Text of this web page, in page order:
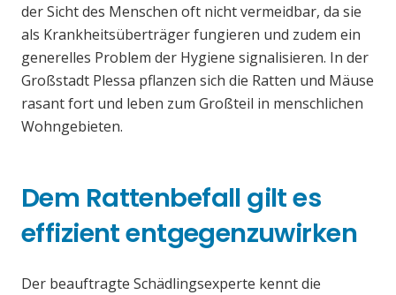
der Sicht des Menschen oft nicht vermeidbar, da sie
als Krankheitsüberträger fungieren und zudem ein
generelles Problem der Hygiene signalisieren. In der
Großstadt Plessa pflanzen sich die Ratten und Mäuse
rasant fort und leben zum Großteil in menschlichen
Wohngebieten.
Dem Rattenbefall gilt es
effizient entgegenzuwirken
Der beauftragte Schädlingsexperte kennt die